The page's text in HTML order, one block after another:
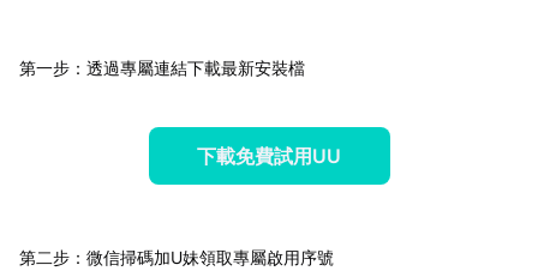
第一步：透過專屬連結下載最新安裝檔
下載免費試用UU
第二步：微信掃碼加U妹領取專屬啟用序號